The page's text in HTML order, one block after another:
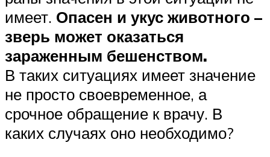
имеет. Опасен и укус животного –
зверь может оказаться
зараженным бешенством.
В таких ситуациях имеет значение
не просто своевременное, а
срочное обращение к врачу. В
каких случаях оно необходимо?